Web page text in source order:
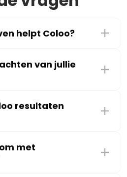
helpt Coloo?
van jullie
resultaten
met